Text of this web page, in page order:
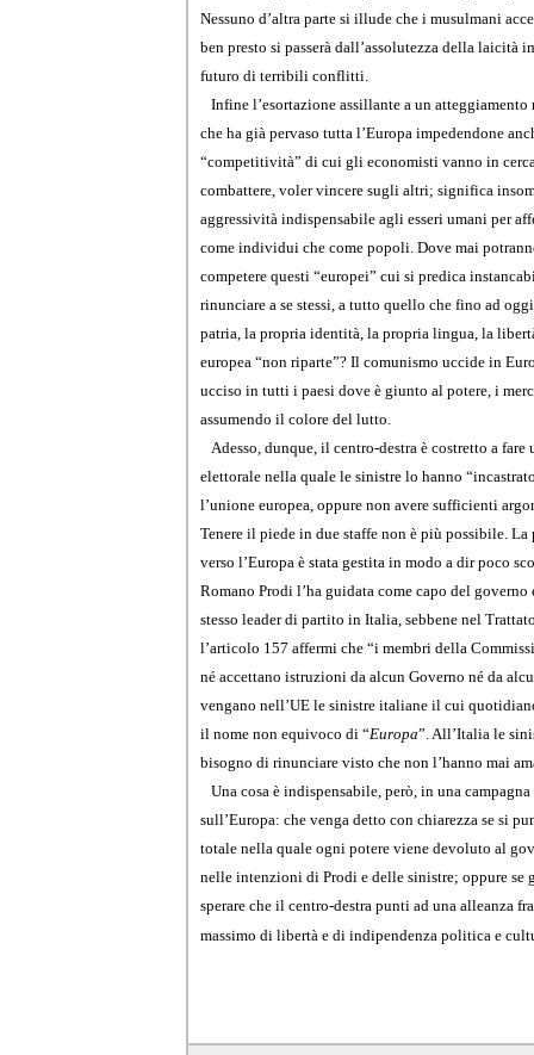
Nessuno d’altra parte si illude che i musulmani
ben presto si passerà dall’assolutezza della laicità
futuro di terribili conflitti.
Infine l’esortazione assillante a un atteggiamento
che ha già pervaso tutta l’Europa impedendone
“competitività” di cui gli economisti vanno in
combattere, voler vincere sugli altri; significa
aggressività indispensabile agli esseri umani per
come individui che come popoli. Dove mai
competere questi “europei” cui si predica
rinunciare a se stessi, a tutto quello che fino ad
patria, la propria identità, la propria lingua, la
europea “non riparte”? Il comunismo uccide in
ucciso in tutti i paesi dove è giunto al potere, i
assumendo il colore del lutto.
Adesso, dunque, il centro-destra è costretto a fare
elettorale nella quale le sinistre lo hanno
l’unione europea, oppure non avere sufficienti
Tenere il piede in due staffe non è più possibile.
verso l’Europa è stata gestita in modo a dir poco
Romano Prodi l’ha guidata come capo del governo
stesso leader di partito in Italia, sebbene nel
l’articolo 157 affermi che “i membri della
né accettano istruzioni da alcun Governo né da
vengano nell’UE le sinistre italiane il cui
il nome non equivoco di “Europa”. All’Italia le
bisogno di rinunciare visto che non l’hanno mai
Una cosa è indispensabile, però, in una
sull’Europa: che venga detto con chiarezza se si
totale nella quale ogni potere viene devoluto al
nelle intenzioni di Prodi e delle sinistre; oppure se
sperare che il centro-destra punti ad una alleanza
massimo di libertà e di indipendenza politica e